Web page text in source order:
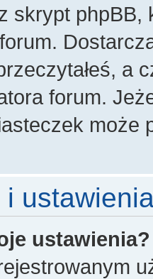
skrypt
a
forum.
może
i
ustawienia?